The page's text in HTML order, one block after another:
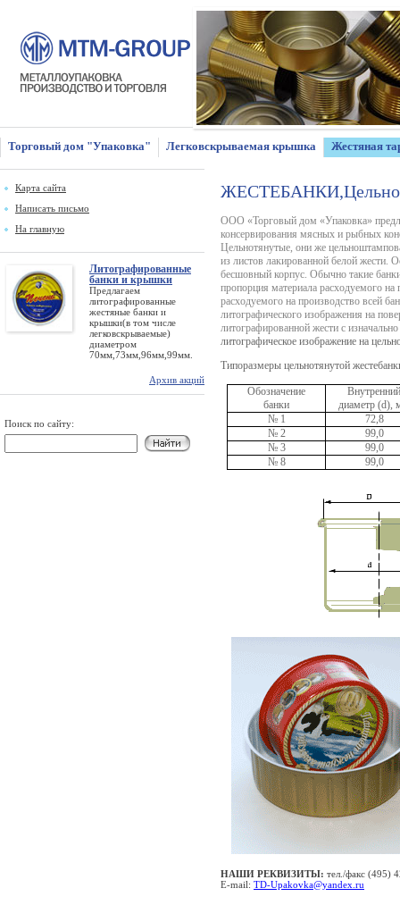
Торговый дом "Упаковка" Легковскрываемая крышка Жестяная
Карта сайта
Написать письмо
На главную
Литографированные
банки и крышки
Предлагаем
литографированные
жестяные банки и
крышки(в том числе
легковскрываемые)
диаметром
70мм,73мм,96мм,99мм.
Архив акций
Поиск по сайту:
ООО «Торговый дом «Упаковка»
консервирования мясных и рыбных
Цельнотянутые, они же
из листов лакированной белой жести.
бесшовный корпус. Обычно такие
пропорция материала расходуемого
расходуемого на производство всей
литографического изображения на
литографированной жести с
литографическое изображение на
Типоразмеры цельнотянутой
Обозначение
банки
диаметр (d),
№ 1
72,8
№ 2
99,0
№ 3
99,0
№ 8
99,0
НАШИ РЕКВИЗИТЫ: тел./факс (495)
E-mail: TD-Upakovka@yandex.ru